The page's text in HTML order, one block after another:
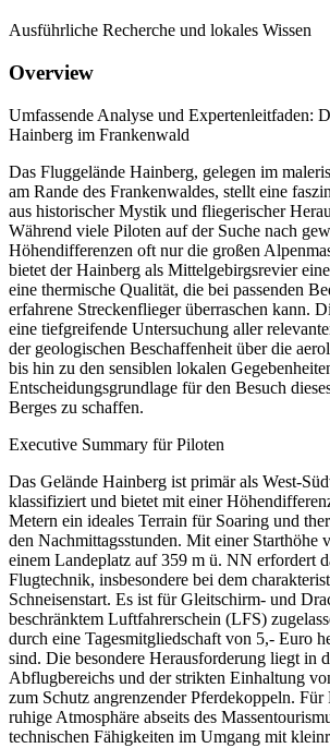
Ausführliche Recherche und lokales Wissen
Overview
Umfassende Analyse und Expertenleitfaden:
Hainberg im Frankenwald
Das Fluggelände Hainberg, gelegen im
am Rande des Frankenwaldes, stellt eine
aus historischer Mystik und fliegerischer
Während viele Piloten auf der Suche nach
Höhendifferenzen oft nur die großen
bietet der Hainberg als Mittelgebirgsrevier
eine thermische Qualität, die bei passenden
erfahrene Streckenflieger überraschen kann.
eine tiefgreifende Untersuchung aller
der geologischen Beschaffenheit über die
bis hin zu den sensiblen lokalen
Entscheidungsgrundlage für den Besuch
Berges zu schaffen.
Executive Summary für Piloten
Das Gelände Hainberg ist primär als West-
klassifiziert und bietet mit einer
Metern ein ideales Terrain für Soaring und
den Nachmittagsstunden. Mit einer Starthöhe
einem Landeplatz auf 359 m ü. NN erfordert
Flugtechnik, insbesondere bei dem
Schneisenstart. Es ist für Gleitschirm- und
beschränktem Luftfahrerschein (LFS)
durch eine Tagesmitgliedschaft von 5,- Euro
sind. Die besondere Herausforderung liegt in
Abflugbereichs und der strikten Einhaltung
zum Schutz angrenzender Pferdekoppeln. Für
ruhige Atmosphäre abseits des
technischen Fähigkeiten im Umgang mit